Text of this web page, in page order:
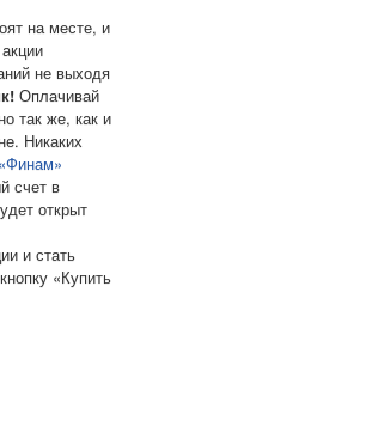
на месте, и
не выходя
Оплачивай
так же, как и
Никаких
«Финам»
счет в
открыт
и стать
«Купить